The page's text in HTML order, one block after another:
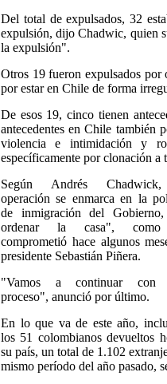
Del total de expulsados, 32
expulsión, dijo Chadwic, quien
la expulsión".
Otros 19 fueron expulsados por
por estar en Chile de forma
De esos 19, cinco tienen
antecedentes en Chile también
violencia e intimidación y
específicamente por clonación a
Según Andrés
operación se enmarca en la
de inmigración del
ordenar la casa",
comprometió hace algunos
presidente Sebastián Piñera.
"Vamos a continuar con
proceso", anunció por último.
En lo que va de este año,
los 51 colombianos devueltos
su país, un total de 1.102
mismo período del año pasado,